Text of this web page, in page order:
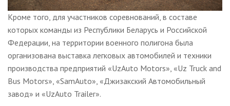
Кроме того, для участников соревнований, в составе
которых команды из Республики Беларусь и Российской
Федерации, на территории военного полигона была
организована выставка легковых автомобилей и техники
производства предприятий «UzAuto Motors», «Uz Truck and
Bus Motors», «SamAuto», «Джизакский Автомобильный
завод» и «UzAuto Trailer».